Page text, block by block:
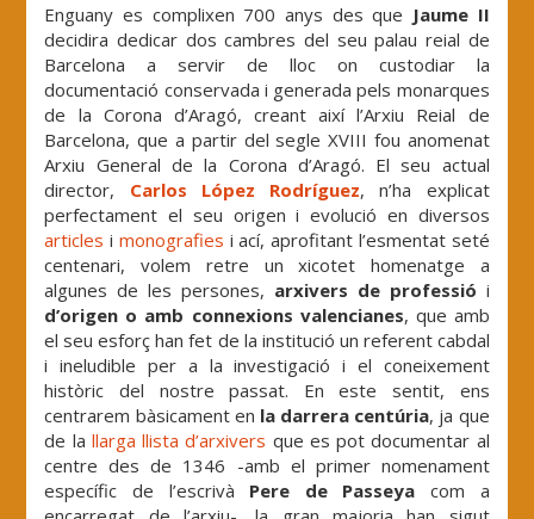
Enguany es complixen 700 anys des que Jaume II
decidira dedicar dos cambres del seu palau reial de
Barcelona a servir de lloc on custodiar la
documentació conservada i generada pels monarques
de la Corona d’Aragó, creant així l’Arxiu Reial de
Barcelona, que a partir del segle XVIII fou anomenat
Arxiu General de la Corona d’Aragó. El seu actual
director, Carlos López Rodríguez, n’ha explicat
perfectament el seu origen i evolució en diversos
articles i monografies i ací, aprofitant l’esmentat seté
centenari, volem retre un xicotet homenatge a
algunes de les persones, arxivers de professió i
d’origen o amb connexions valencianes, que amb
el seu esforç han fet de la institució un referent cabdal
i ineludible per a la investigació i el coneixement
històric del nostre passat. En este sentit, ens
centrarem bàsicament en la darrera centúria, ja que
de la llarga llista d’arxivers que es pot documentar al
centre des de 1346 -amb el primer nomenament
específic de l’escrivà Pere de Passeya com a